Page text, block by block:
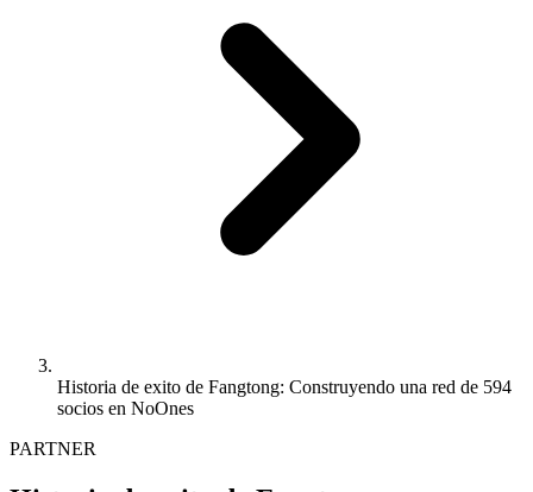
Historia de exito de Fangtong: Construyendo una red de 594
socios en NoOnes
PARTNER